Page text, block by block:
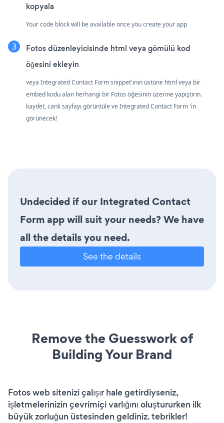
kopyala
Your code block will be available once you create your app
Fotos düzenleyicisinde html veya gömülü kod
öğesini ekleyin
veya Integrated Contact Form snippet'inin üstüne html veya bir
embed kodu alan herhangi bir Fotos öğesinin üzerine yapıştırın.
kaydet, canlı sayfayı görüntüle ve Integrated Contact Form 'in
görünecek!
Undecided if our Integrated Contact
Form app will suit your needs? We have
all the details you need.
See the details
Remove the Guesswork of
Building Your Brand
Fotos web sitenizi çalışır hale getirdiyseniz,
işletmelerinizin çevrimiçi varlığını oluştururken ilk
büyük zorluğun üstesinden geldiniz. tebrikler!